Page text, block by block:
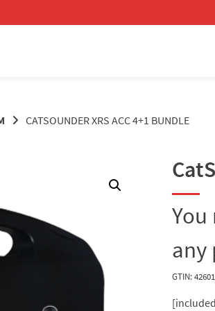
CATSOUNDER XRS ACC 4+1 BUNDLE
any
GTIN: